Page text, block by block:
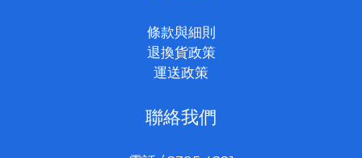
條款與細則
退換貨政策
運送政策
聯絡我們